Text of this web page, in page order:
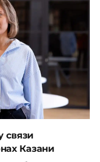
связи
Казани